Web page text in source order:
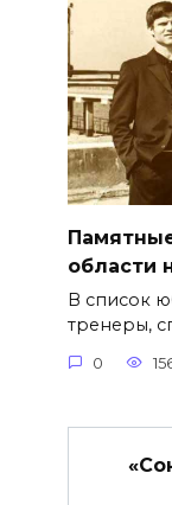
области
В список
тренеры,
0